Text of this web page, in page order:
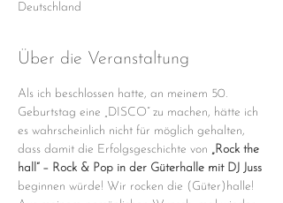
Deutschland
Über die Veranstaltung
Als ich beschlossen hatte, an meinem 50.
Geburtstag eine „DISCO“ zu machen, hätte ich
es wahrscheinlich nicht für möglich gehalten,
dass damit die Erfolgsgeschichte von „Rock the
hall“ – Rock & Pop in der Güterhalle mit DJ Juss
beginnen würde! Wir rocken die (Güter)halle!